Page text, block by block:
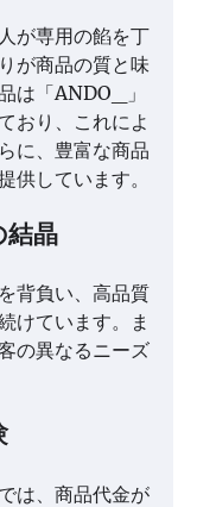
が専用の餡を丁
が商品の質と味
は「ANDO_」
おり、これによ
に、豊富な商品
供しています。
晶
背負い、高品質
けています。ま
の異なるニーズ
は、商品代金が